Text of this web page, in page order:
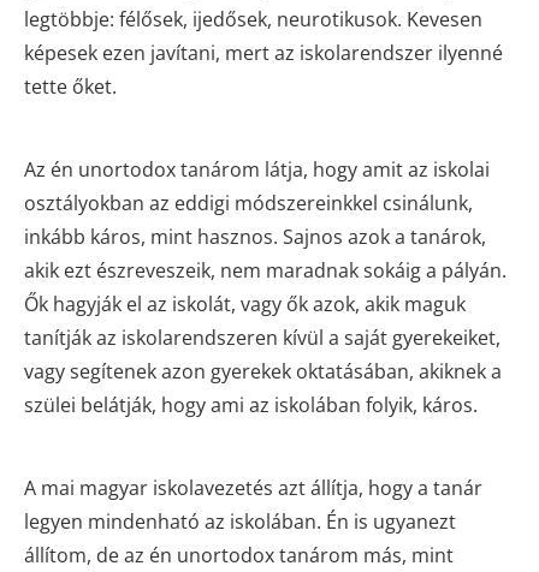
legtöbbje: félősek, ijedősek, neurotikusok. Kevesen
képesek ezen javítani, mert az iskolarendszer ilyenné
tette őket.
Az én unortodox tanárom látja, hogy amit az iskolai
osztályokban az eddigi módszereinkkel csinálunk,
inkább káros, mint hasznos. Sajnos azok a tanárok,
akik ezt észreveszeik, nem maradnak sokáig a pályán.
Ők hagyják el az iskolát, vagy ők azok, akik maguk
tanítják az iskolarendszeren kívül a saját gyerekeiket,
vagy segítenek azon gyerekek oktatásában, akiknek a
szülei belátják, hogy ami az iskolában folyik, káros.
A mai magyar iskolavezetés azt állítja, hogy a tanár
legyen mindenható az iskolában. Én is ugyanezt
állítom, de az én unortodox tanárom más, mint